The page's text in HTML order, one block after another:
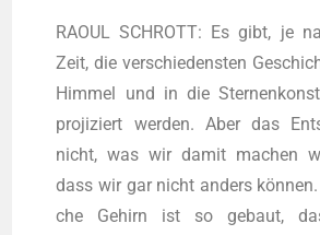
RAOUL SCHROTT: Es gibt, je
Zeit, die ver­schie­dens­ten
Him­mel und in die
pro­ji­ziert wer­den. Aber das
nicht, was wir damit machen
dass wir gar nicht anders
che Gehirn ist so gebaut,